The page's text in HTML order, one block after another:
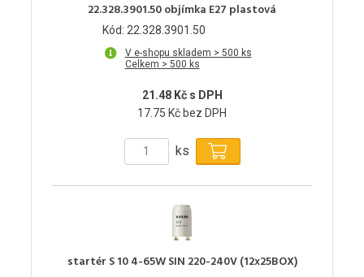
22.328.3901.50 objímka E27 plastová
Kód: 22.328.3901.50
V e-shopu skladem > 500 ks
Celkem > 500 ks
21.48 Kč s DPH
17.75 Kč bez DPH
ks
startér S 10 4-65W SIN 220-240V (12x25BOX)